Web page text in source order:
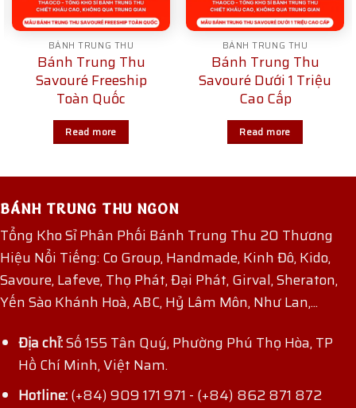
BÁNH TRUNG THU
Bánh Trung Thu
Savouré Freeship
Toàn Quốc
Read more
BÁNH TRUNG THU
Bánh Trung Thu
Savouré Dưới 1 Triệu
Cao Cấp
Read more
BÁNH TRUNG THU NGON
Tổng Kho Sỉ Phân Phối Bánh Trung Thu 20 Thương
Hiệu Nổi Tiếng: Co Group, Handmade, Kinh Đô, Kido,
Savoure, Lafeve, Thọ Phát, Đại Phát, Girval, Sheraton,
Yến Sào Khánh Hoà, ABC, Hỷ Lâm Môn, Như Lan,...
Địa chỉ:Số 155 Tân Quý, Phường Phú Thọ Hòa, TP
Hồ Chí Minh, Việt Nam.
Hotline:(+84) 909 171 971 - (+84) 862 871 872